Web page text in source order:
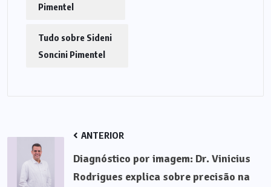
Pimentel
Tudo sobre Sideni
Soncini Pimentel
ANTERIOR
Diagnóstico por imagem: Dr. Vinicius
Rodrigues explica sobre precisão na